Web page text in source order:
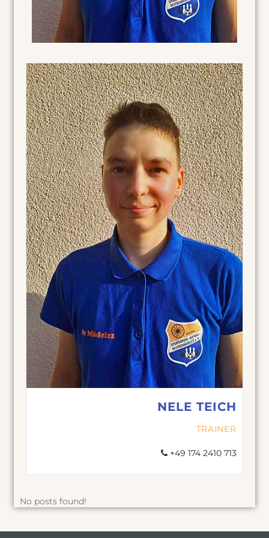
NELE TEICH
TRAINER
+49 174 2410 713
No posts found!